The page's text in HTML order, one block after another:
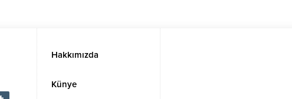
Hakkımızda
Künye